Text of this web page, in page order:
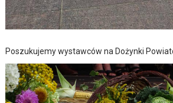
Poszukujemy wystawców na Dożynki